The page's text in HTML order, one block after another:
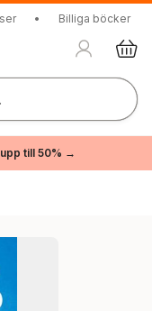
• Billiga böcker
till 50% →